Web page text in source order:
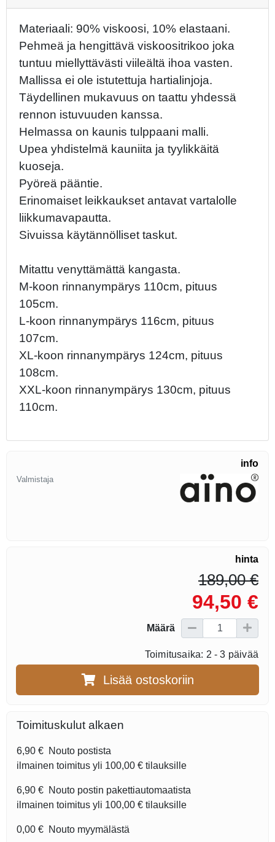
Materiaali: 90% viskoosi, 10% elastaani.
Pehmeä ja hengittävä viskoositrikoo joka
tuntuu miellyttävästi viileältä ihoa vasten.
Mallissa ei ole istutettuja hartialinjoja.
Täydellinen mukavuus on taattu yhdessä
rennon istuvuuden kanssa.
Helmassa on kaunis tulppaani malli.
Upea yhdistelmä kauniita ja tyylikkäitä
kuoseja.
Pyöreä pääntie.
Erinomaiset leikkaukset antavat vartalolle
liikkumavapautta.
Sivuissa käytännölliset taskut.
Mitattu venyttämättä kangasta.
M-koon rinnanympärys 110cm, pituus
105cm.
L-koon rinnanympärys 116cm, pituus
107cm.
XL-koon rinnanympärys 124cm, pituus
108cm.
XXL-koon rinnanympärys 130cm, pituus
110cm.
info
Valmistaja
hinta
189,00 €
94,50 €
Määrä
Toimitusaika: 2 - 3 päivää
Lisää ostoskoriin
Toimituskulut alkaen
6,90 € Nouto postista
ilmainen toimitus yli 100,00 € tilauksille
6,90 € Nouto postin pakettiautomaatista
ilmainen toimitus yli 100,00 € tilauksille
0,00 € Nouto myymälästä